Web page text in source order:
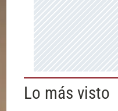
Lo más visto